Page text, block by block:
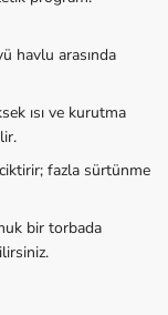
havlu arasında
ısı ve kurutma
fazla sürtünme
bir torbada